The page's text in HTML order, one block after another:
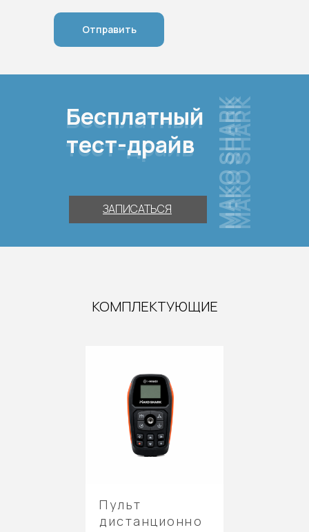
Отправить
МAKO SHARK
МAKO SHARK
МAKO SHARK
ЗАПИСАТЬСЯ
Бесплатный
тест-драйв
Бесплатный
тест-драйв
КОМПЛЕКТУЮЩИЕ
Пульт
дистанционно